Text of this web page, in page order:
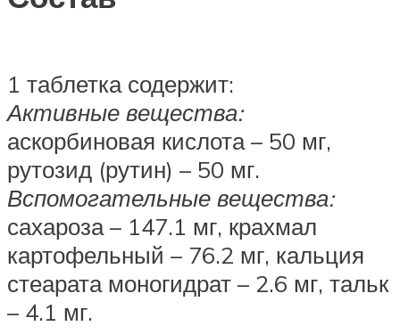
1 таблетка содержит:
Активные вещества:
аскорбиновая кислота – 50 мг,
рутозид (рутин) – 50 мг.
Вспомогательные вещества:
сахароза – 147.1 мг, крахмал
картофельный – 76.2 мг, кальция
стеарата моногидрат – 2.6 мг, тальк
– 4.1 мг.